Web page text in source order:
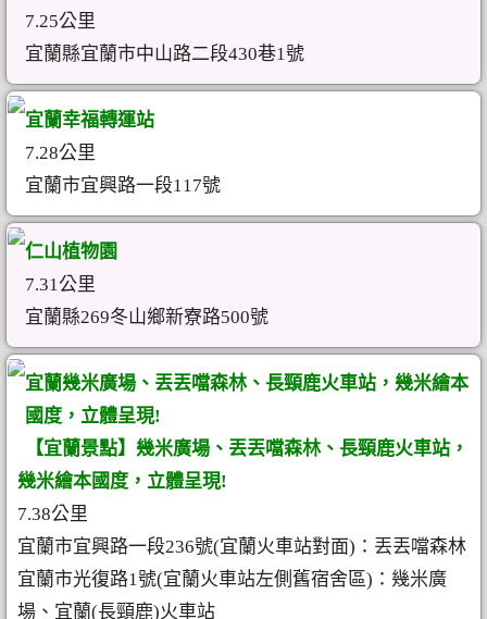
7.25公里
宜蘭縣宜蘭市中山路二段430巷1號
宜蘭幸福轉運站
7.28公里
宜蘭市宜興路一段117號
仁山植物園
7.31公里
宜蘭縣269冬山鄉新寮路500號
宜蘭幾米廣場、丟丟噹森林、長頸鹿火車站，幾米繪本
國度，立體呈現!
【宜蘭景點】幾米廣場、丟丟噹森林、長頸鹿火車站，
幾米繪本國度，立體呈現!
7.38公里
宜蘭市宜興路一段236號(宜蘭火車站對面)：丟丟噹森林
宜蘭市光復路1號(宜蘭火車站左側舊宿舍區)：幾米廣
場、宜蘭(長頸鹿)火車站